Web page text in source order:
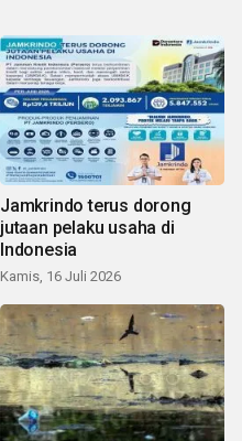
Jamkrindo terus dorong
jutaan pelaku usaha di
Indonesia
Kamis, 16 Juli 2026